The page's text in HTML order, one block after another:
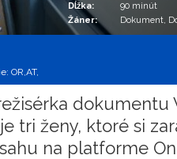
Dĺžka:
90 minút
Žáner:
Dokument,
OR,AT,
dokumentu
tri ženy, ktoré si
na platforme